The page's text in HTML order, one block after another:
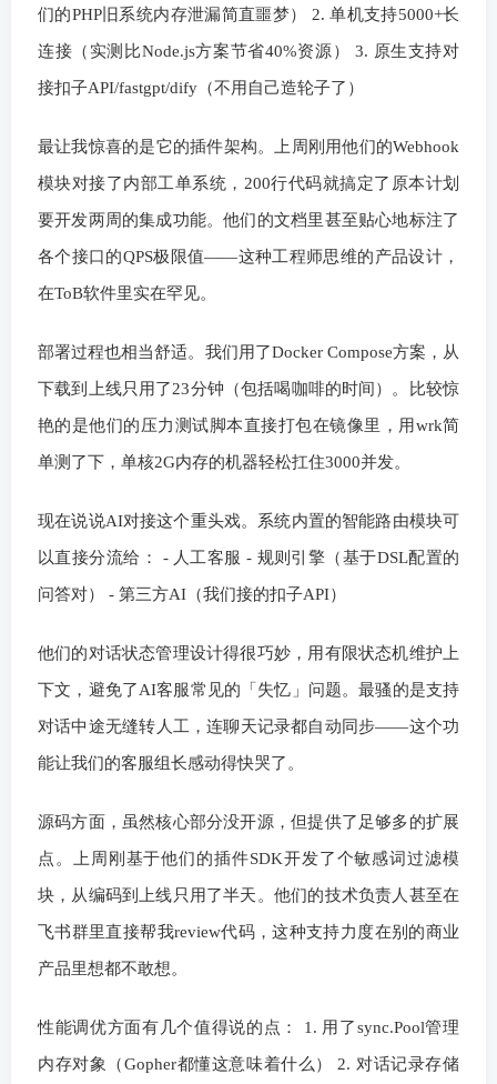
们的PHP旧系统内存泄漏简直噩梦） 2. 单机支持5000+长
连接（实测比Node.js方案节省40%资源） 3. 原生支持对
接扣子API/fastgpt/dify（不用自己造轮子了）
最让我惊喜的是它的插件架构。上周刚用他们的Webhook
模块对接了内部工单系统，200行代码就搞定了原本计划
要开发两周的集成功能。他们的文档里甚至贴心地标注了
各个接口的QPS极限值——这种工程师思维的产品设计，
在ToB软件里实在罕见。
部署过程也相当舒适。我们用了Docker Compose方案，从
下载到上线只用了23分钟（包括喝咖啡的时间）。比较惊
艳的是他们的压力测试脚本直接打包在镜像里，用wrk简
单测了下，单核2G内存的机器轻松扛住3000并发。
现在说说AI对接这个重头戏。系统内置的智能路由模块可
以直接分流给： - 人工客服 - 规则引擎（基于DSL配置的
问答对） - 第三方AI（我们接的扣子API）
他们的对话状态管理设计得很巧妙，用有限状态机维护上
下文，避免了AI客服常见的「失忆」问题。最骚的是支持
对话中途无缝转人工，连聊天记录都自动同步——这个功
能让我们的客服组长感动得快哭了。
源码方面，虽然核心部分没开源，但提供了足够多的扩展
点。上周刚基于他们的插件SDK开发了个敏感词过滤模
块，从编码到上线只用了半天。他们的技术负责人甚至在
飞书群里直接帮我review代码，这种支持力度在别的商业
产品里想都不敢想。
性能调优方面有几个值得说的点： 1. 用了sync.Pool管理
内存对象（Gopher都懂这意味着什么） 2. 对话记录存储